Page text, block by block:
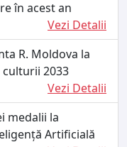
în acest an
Vezi Detalii
R. Moldova la
2033
Vezi Detalii
medalii la
Artificială